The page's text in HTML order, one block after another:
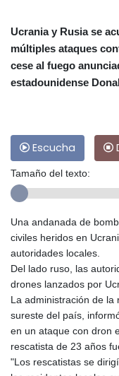
Ucrania y Rusia se
múltiples ataques
cese al fuego
estadounidense
Escucha
Tamaño del texto:
Una andanada de
civiles heridos en
autoridades locales.
Del lado ruso, las
drones lanzados por
La administración de la
sureste del país,
en un ataque con dron
rescatista de 23 años
"Los rescatistas se